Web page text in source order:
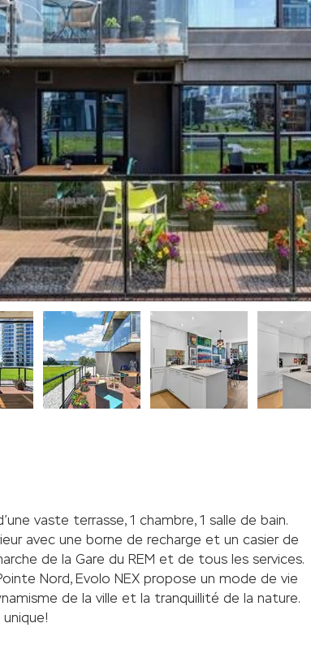
vaste terrasse, 1 chambre, 1 salle de bain.
avec une borne de recharge et un casier de
de la Gare du REM et de tous les services.
Nord, Evolo NEX propose un mode de vie
de la ville et la tranquillité de la nature.